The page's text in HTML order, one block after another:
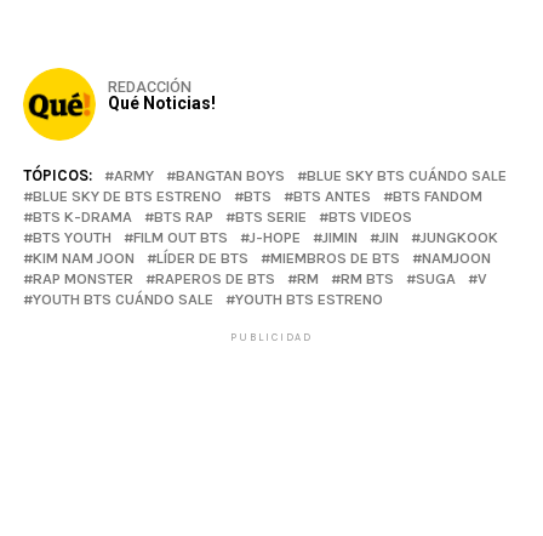
REDACCIÓN
Qué Noticias!
TÓPICOS: ARMY BANGTAN BOYS
BLUE SKY BTS CUÁNDO SALE
BLUE SKY DE BTS ESTRENO
BTS BTS ANTES
BTS FANDOM
BTS K-DRAMA
BTS RAP BTS SERIE
BTS VIDEOS
BTS YOUTH
FILM OUT BTS J-HOPE JIMIN JIN
JUNGKOOK
KIM NAM JOON
LÍDER DE BTS MIEMBROS DE BTS
NAMJOON
RAP MONSTER
RAPEROS DE BTS RM RM BTS SUGA
V
YOUTH BTS CUÁNDO SALE
YOUTH BTS ESTRENO
PUBLICIDAD